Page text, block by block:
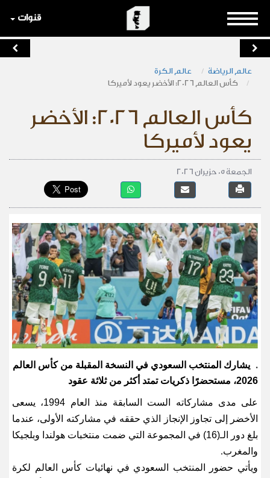
قنوات
عالم الرياضة
عالم الكرة
كأس العالم 2026: الأخضر يعود لأميركا
كأس العالم 2026: الأخضر
يعود لأميركا
الجمعة 05 حزيران 2026
. يشارك المنتخب السعودي في النسخة المقبلة من كأس العالم
2026، مستحضرًا ذكريات تمتد أكثر من ثلاثة عقود
على مدى مشاركاته الست السابقة منذ العام 1994، يسعى
الأخضر إلى تجاوز الإنجاز الذي حققه في مشاركته الأولى، عندما
بلغ دور الـ(16) في المجموعة التي ضمت منتخبات هولندا وبلجيكا
والمغرب.
ويأتي حضور المنتخب السعودي في نهائيات كأس العالم لكرة